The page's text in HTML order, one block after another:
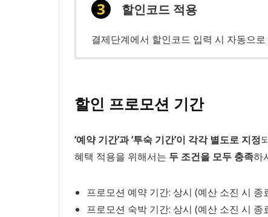
할인코드 적용
결제단계에서 할인코드 입력 시 자동으
할인 프로모션 기간
‘예약 기간’과 ‘투숙 기간’이 각각 별도로 지정
혜택 적용을 위해서는 두 조건을 모두 충족하
프로모션 예약 기간: 상시 (예산 소진 시 종
프로모션 숙박 기간: 상시 (예산 소진 시 종